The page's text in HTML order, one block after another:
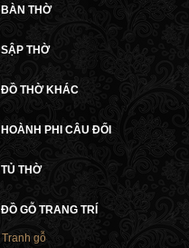
BÀN THỜ
SẬP THỜ
ĐỒ THỜ KHÁC
HOÀNH PHI CÂU ĐỐI
TỦ THỜ
ĐỒ GỖ TRANG TRÍ
Tranh gỗ